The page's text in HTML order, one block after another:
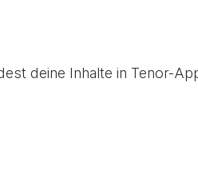
deine Inhalte in Tenor-